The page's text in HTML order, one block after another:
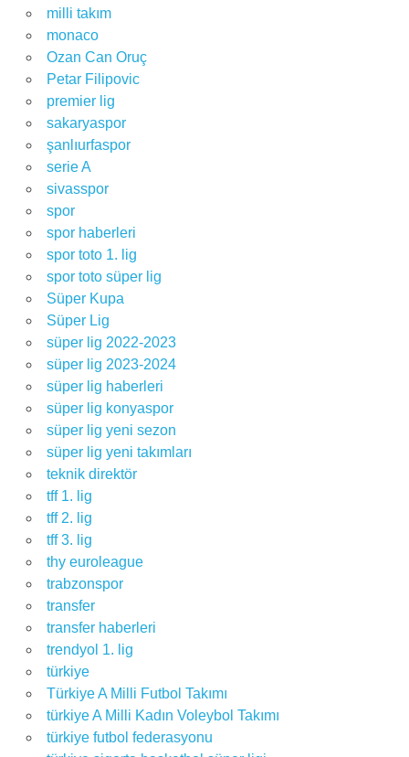
milli takım
monaco
Ozan Can Oruç
Petar Filipovic
premier lig
sakaryaspor
şanlıurfaspor
serie A
sivasspor
spor
spor haberleri
spor toto 1. lig
spor toto süper lig
Süper Kupa
Süper Lig
süper lig 2022-2023
süper lig 2023-2024
süper lig haberleri
süper lig konyaspor
süper lig yeni sezon
süper lig yeni takımları
teknik direktör
tff 1. lig
tff 2. lig
tff 3. lig
thy euroleague
trabzonspor
transfer
transfer haberleri
trendyol 1. lig
türkiye
Türkiye A Milli Futbol Takımı
türkiye A Milli Kadın Voleybol Takımı
türkiye futbol federasyonu